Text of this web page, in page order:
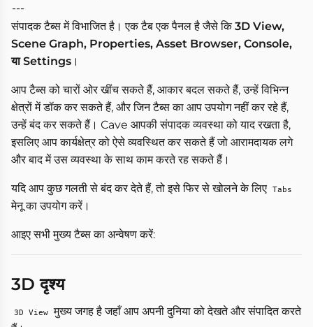
---
संपादक टैब्स में विभाजित है। एक टैब एक पैनल है जैसे कि3D View,
Scene Graph, Properties, Asset Browser, Console,
या Settings ।
आप टैब्स को चारों ओर खींच सकते हैं, आकार बदल सकते हैं, उन्हें विभिन्न
क्षेत्रों में डॉक कर सकते हैं, और जिन टैब्स का आप उपयोग नहीं कर रहे हैं,
उन्हें बंद कर सकते हैं। Cave आपकी संपादक व्यवस्था को याद रखता है,
इसलिए आप कार्यक्षेत्र को ऐसे व्यवस्थित कर सकते हैं जो आरामदायक लगे
और बाद में उस व्यवस्था के साथ काम करते रह सकते हैं।
यदि आप कुछ गलती से बंद कर देते हैं, तो इसे फिर से खोलने के लिए Tabs
मेनू का उपयोग करें।
आइए सभी मुख्य टैब्स का अन्वेषण करें:
3D दृश्य
3D View मुख्य जगह है जहाँ आप अपनी दुनिया को देखते और संपादित करते